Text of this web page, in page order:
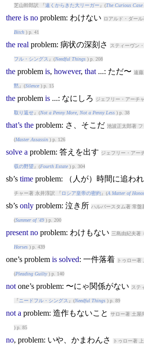
芝山幹郎訳 『遠くからきた大リーガー 』(The Curious
there is no problem: わけない ロアルド・ダー
Bitch) p. 41
the real problem: 病状の深刻さ スティーヴン
フル・シングス 』(Needful Things) p. 208
the problem is, however, that...: ただ〜 遠
黙』(Silence) p. 15
the problem is...: なにしろ ジェフリー・アーチ
取り返せ』(Not a Penny More, Not a Penny Less) p. 38
that’s the problem: さ、そこだ 池波正太郎著 フ
(Master Assassin) p. 126
solve a problem: 答えを出す ジェフリー・アー
収の野望 』(Fourth Estate) p. 304
sb’s time problem: （人が）時間に追わ
チャー著 永井淳訳 『 ロシア皇帝の密約』(A Matter of
sb’s only problem: 泣き所 ハルバースタム著 常盤
(Summer of '49) p. 200
present no problem: わけもない 三島由紀夫著
Horses) p. 439
one’s problem is solved: 一件落着 トゥロー著
(Pleading Guilty) p. 140
notone’s problem: 〜にゃ関係がない ステ
『 ニードフル・シングス 』(Needful Things) p. 89
not a problem: 造作もないこと サロー著 土屋
) p. 85
no, problem: いや、かまわんさ トゥロー著